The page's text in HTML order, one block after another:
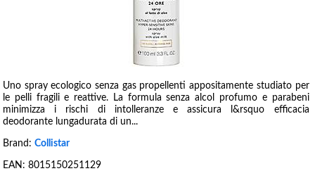
Uno spray ecologico senza gas propellenti appositamente studiato per
le pelli fragili e reattive. La formula senza alcol profumo e parabeni
minimizza i rischi di intolleranze e assicura l&rsquo efficacia
deodorante lungadurata di un...
Brand: Collistar
EAN: 8015150251129